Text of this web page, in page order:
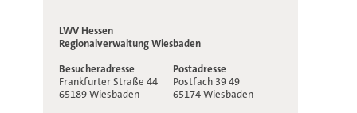
LWV Hessen
RegionalverwaltungWiesbaden
Besucheradresse
Frankfurter Straße 44
65189 Wiesbaden
Postadresse
Postfach 39 49
65174 Wiesbaden